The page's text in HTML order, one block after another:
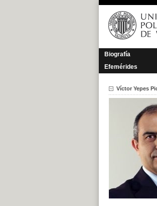
Saltar
contenido
Biografía
Efemérides
Víctor Yepes